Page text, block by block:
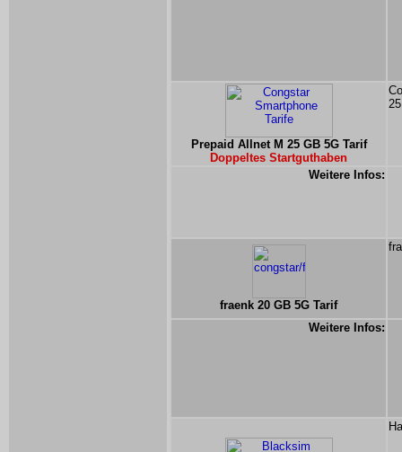
Prepaid Allnet M 25 GB 5G Tarif
Doppeltes Startguthaben
Weitere Infos:
fraenk 20 GB 5G Tarif
Weitere Infos: